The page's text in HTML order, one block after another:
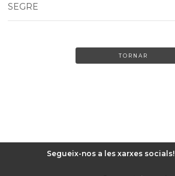
SEGRE
TORNAR
Segueix-nos a les xarxes socials!